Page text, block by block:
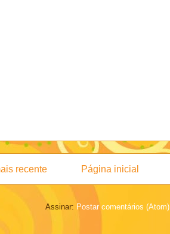
recente Página inicial
Assinar: Postar comentários (Atom)